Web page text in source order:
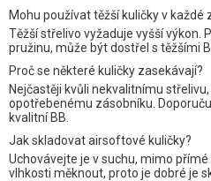
Mohu používat těžší kuličky v každé
Těžší střelivo vyžaduje vyšší výkon.
pružinu, může být dostřel s těžšími
Proč se některé kuličky zasekávají?
Nejčastěji kvůli nekvalitnímu
opotřebenému zásobníku.
kvalitní BB.
Jak skladovat airsoftové kuličky?
Uchovávejte je v suchu, mimo
vlhkosti měknout, proto je dobré je